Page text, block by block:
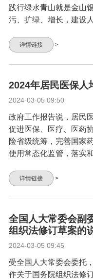
践行绿水青山就是金山
污、扩绿、增长，建设
详情链接 >
2024年居民医保人
2024-03-05 09:50
政府工作报告说，居民
促进医保、医疗、医药
险省级统筹，完善国家
使用常态化监管，落实
详情链接 >
全国人大常委会副
组织法修订草案的
2024-03-05 09:45
受全国人大常委会委托
作关于国务院组织法修